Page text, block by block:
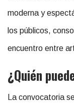
moderna y
los públicos,
encuentro entre
¿Quién
La convocatoria